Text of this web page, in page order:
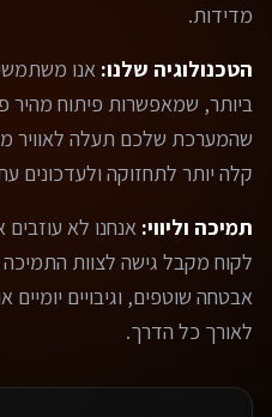
מדידות.
הטכנולוגיה שלנו: אנו
שהמערכת שלכם תעלה לאוויר
קלה יותר לתחזוקה ולעדכונים
תמיכה וליווי: אנחנו לא
לקוח מקבל גישה לצוות התמיכה
אבטחה שוטפים, וגיבויים יומיים
לאורך כל הדרך.